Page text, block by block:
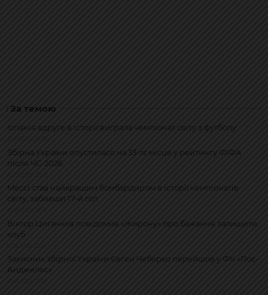
За темою
Іспанія вдруге в історії виграла чемпіонат світу з футболу
Збірна України опустилася на 33-тє місце у рейтингу ФІФА
після ЧС-2026
Мессі став найкращим бомбардиром в історії чемпіонатів
світу, забивши 17-й гол
Віктор Циганков повідомив «Жирону» про бажання залишити
клуб
Захисник збірної України Євген Чеберко перейшов у ФК «Лос-
Анджелес»